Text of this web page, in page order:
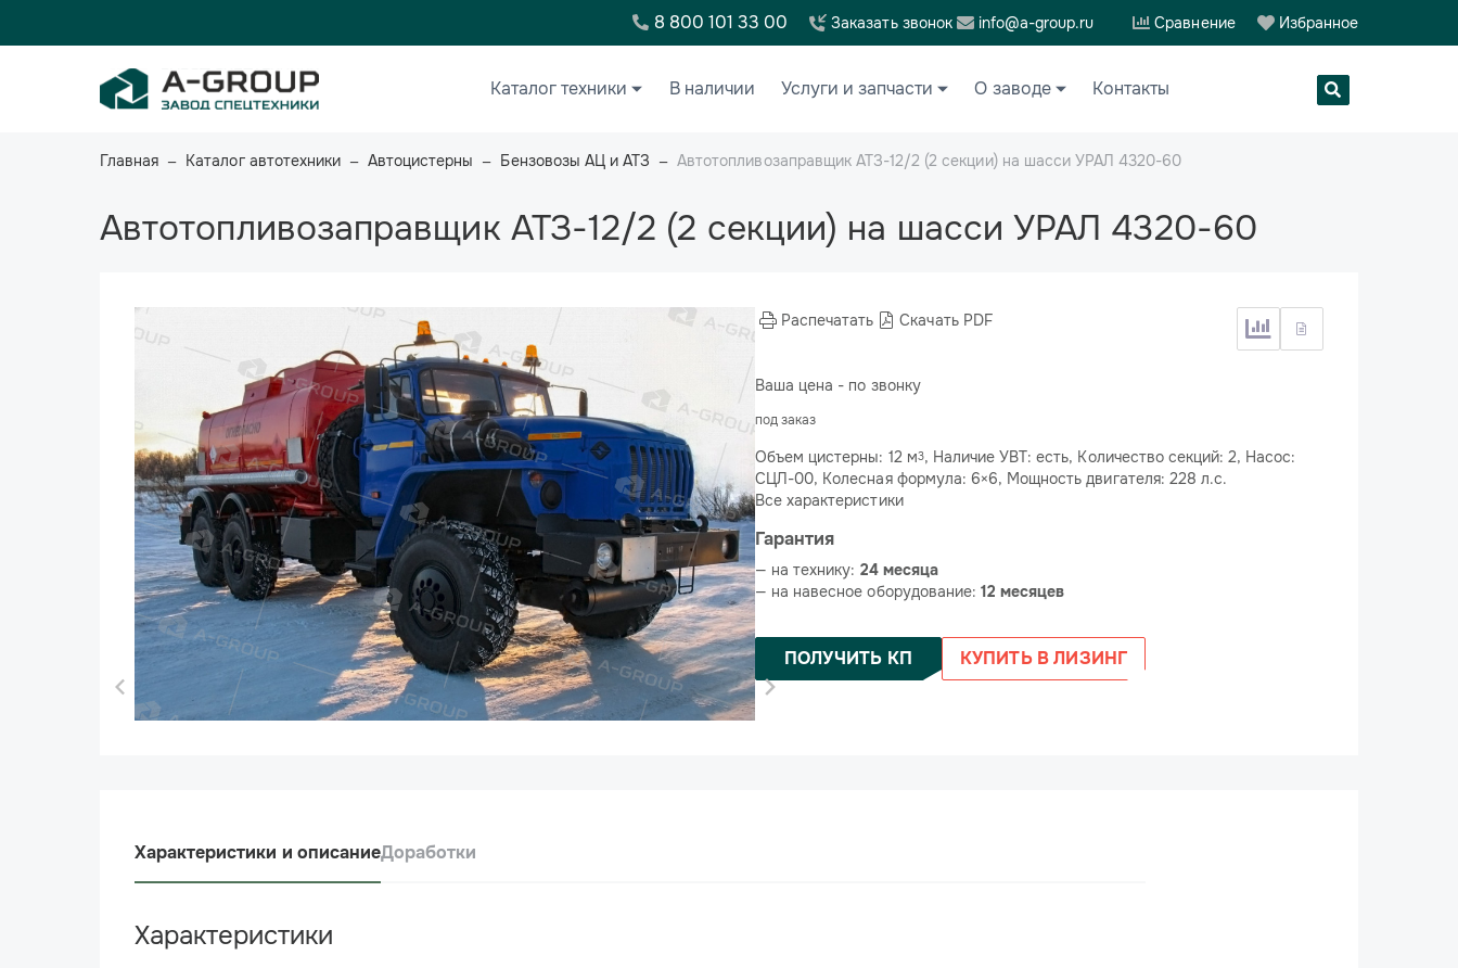
8 800 101 33 00 Заказать звонок info@a-group.ru Сравнение Избранное
Каталог техники В наличии Услуги и запчасти О заводе Контакты
Главная Каталог автотехники Автоцистерны Бензовозы АЦ и АТЗ Автотопливозаправщик АТЗ-12/2 (2 секции) на шасси УРАЛ 4320-60
Автотопливозаправщик АТЗ-12/2 (2 секции) на шасси УРАЛ 4320-60
Распечатать Скачать PDF
Ваша цена - по звонку
под заказ
Объем цистерны: 12 м3, Наличие УВТ: есть, Количество секций: 2, Насос:
СЦЛ-00, Колесная формула: 6×6, Мощность двигателя: 228 л.с.
Все характеристики
Гарантия
— на технику: 24 месяца
— на навесное оборудование: 12 месяцев
ПОЛУЧИТЬ КП КУПИТЬ В ЛИЗИНГ
Характеристики и описаниеДоработки
Характеристики